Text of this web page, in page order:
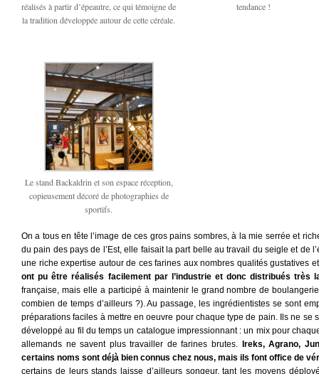
réalisés à partir d’épeautre, ce qui témoigne de
la tradition développée autour de cette céréale.
tendance !
Le stand Backaldrin et son espace réception,
copieusement décoré de photographies de
sportifs.
On a tous en tête l’image de ces gros pains sombres, à la mie serrée et
du pain des pays de l’Est, elle faisait la part belle au travail du seigle et de
une riche expertise autour de ces farines aux nombres qualités gustatives
ont pu être réalisés facilement par l’industrie et donc distribués très
française, mais elle a participé à maintenir le grand nombre de
combien de temps d’ailleurs ?). Au passage, les ingrédientistes se sont
préparations faciles à mettre en oeuvre pour chaque type de pain. Ils ne se
développé au fil du temps un catalogue impressionnant : un mix pour
allemands ne savent plus travailler de farines brutes.
Ireks, Agrano,
certains noms sont déjà bien connus chez nous, mais ils font office de
certains de leurs stands laisse d’ailleurs songeur, tant les moyens